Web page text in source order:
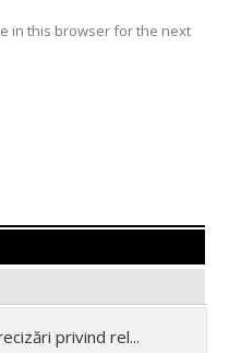
in this browser for the next
privind rel...